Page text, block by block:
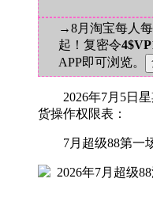
→8月淘宝每人
起！复密令
APP即可浏览。
2026年7月5日星
货操作权限表：
7月超级88第一